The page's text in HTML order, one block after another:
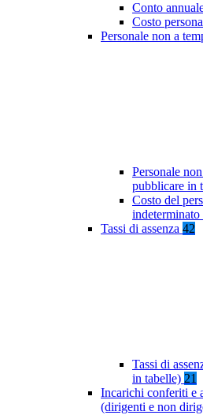
Conto
Costo
Personale non a
Personale
pubblicare in
Costo del
Tassi di assenza 42
Tassi di
in tabelle) 21
Incarichi conferiti e
(dirigenti e non